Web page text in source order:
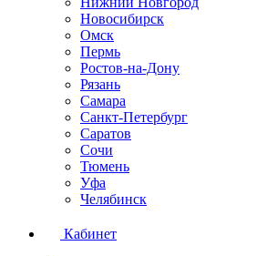
Новосибирск
Омск
Пермь
Ростов-на-Дону
Рязань
Самара
Санкт-Петербург
Саратов
Сочи
Тюмень
Уфа
Челябинск
Кабинет